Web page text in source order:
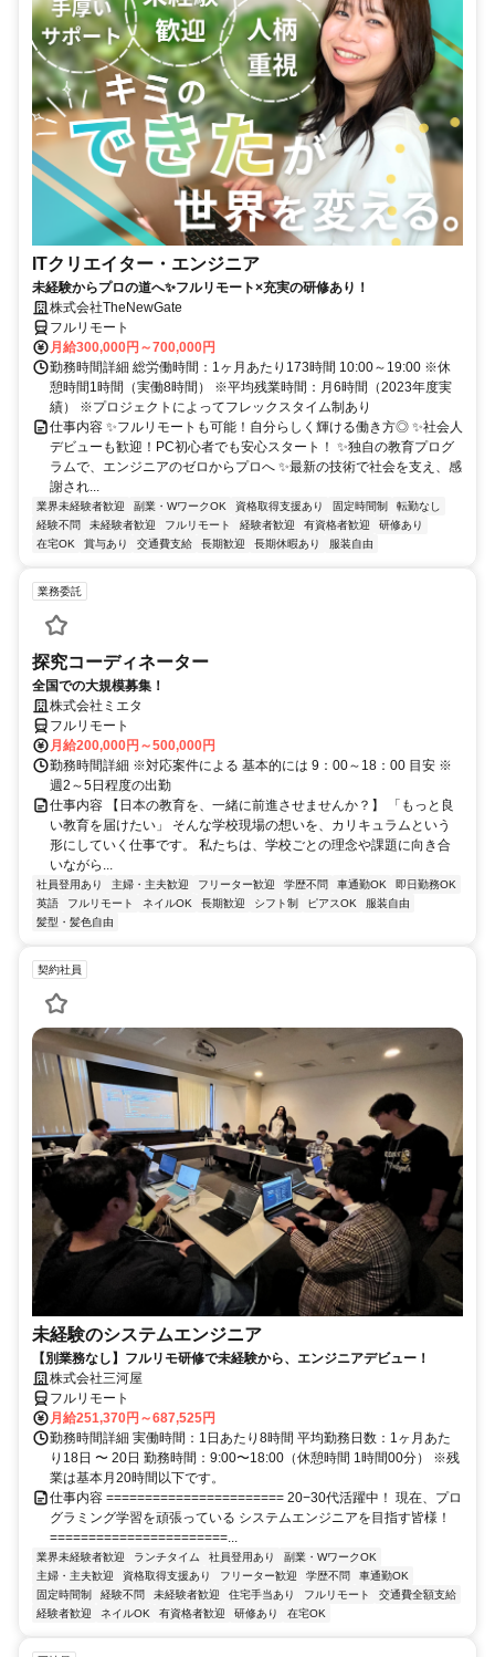
ITクリエイター・エンジニア
未経験からプロの道へ✨フルリモート×充実の研修あり！
株式会社TheNewGate
フルリモート
月給300,000円～700,000円
勤務時間詳細 総労働時間：1ヶ月あたり173時間 10:00～19:00 ※休
憩時間1時間（実働8時間） ※平均残業時間：月6時間（2023年度実
績） ※プロジェクトによってフレックスタイム制あり
仕事内容 ✨フルリモートも可能！自分らしく輝ける働き方◎ ✨社会人
デビューも歓迎！PC初心者でも安心スタート！ ✨独自の教育プログ
ラムで、エンジニアのゼロからプロへ ✨最新の技術で社会を支え、感
謝され...
業界未経験者歓迎 副業・WワークOK 資格取得支援あり 固定時間制
転勤なし
経験不問
未経験者歓迎 フルリモート 経験者歓迎 有資格者歓迎
研修あり
在宅OK
賞与あり 交通費支給 長期歓迎 長期休暇あり 服装自由
業務委託
探究コーディネーター
全国での大規模募集！
株式会社ミエタ
フルリモート
月給200,000円～500,000円
勤務時間詳細 ※対応案件による 基本的には 9：00～18：00 目安 ※
週2～5日程度の出勤
仕事内容 【日本の教育を、一緒に前進させませんか？】 「もっと良
い教育を届けたい」 そんな学校現場の想いを、カリキュラムという
形にしていく仕事です。 私たちは、学校ごとの理念や課題に向き合
いながら...
社員登用あり 主婦・主夫歓迎 フリーター歓迎 学歴不問 車通勤OK
即日勤務OK
英語
フルリモート ネイルOK 長期歓迎 シフト制 ピアスOK
服装自由
髪型・髪色自由
契約社員
未経験のシステムエンジニア
【別業務なし】フルリモ研修で未経験から、エンジニアデビュー！
株式会社三河屋
フルリモート
月給251,370円～687,525円
勤務時間詳細 実働時間：1日あたり8時間 平均勤務日数：1ヶ月あた
り18日 〜 20日 勤務時間：9:00〜18:00（休憩時間 1時間00分） ※残
業は基本月20時間以下です。
仕事内容 ======================= 20−30代活躍中！ 現在、プロ
グラミング学習を頑張っている システムエンジニアを目指す皆様！
=======================...
業界未経験者歓迎 ランチタイム 社員登用あり
副業・WワークOK
主婦・主夫歓迎
資格取得支援あり フリーター歓迎 学歴不問
車通勤OK
固定時間制
経験不問 未経験者歓迎 住宅手当あり フルリモート
交通費全額支給
経験者歓迎
ネイルOK 有資格者歓迎 研修あり 在宅OK